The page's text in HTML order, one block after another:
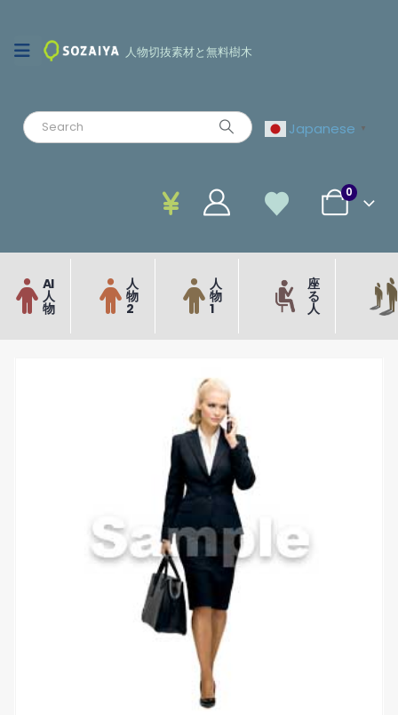
人物切抜素材と無料樹木
Japanese ▼
0
AI
人
物
人
物
2
人
物
1
座
る
人